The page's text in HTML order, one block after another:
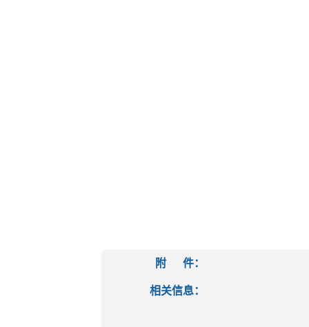
附 件：
相关信息：